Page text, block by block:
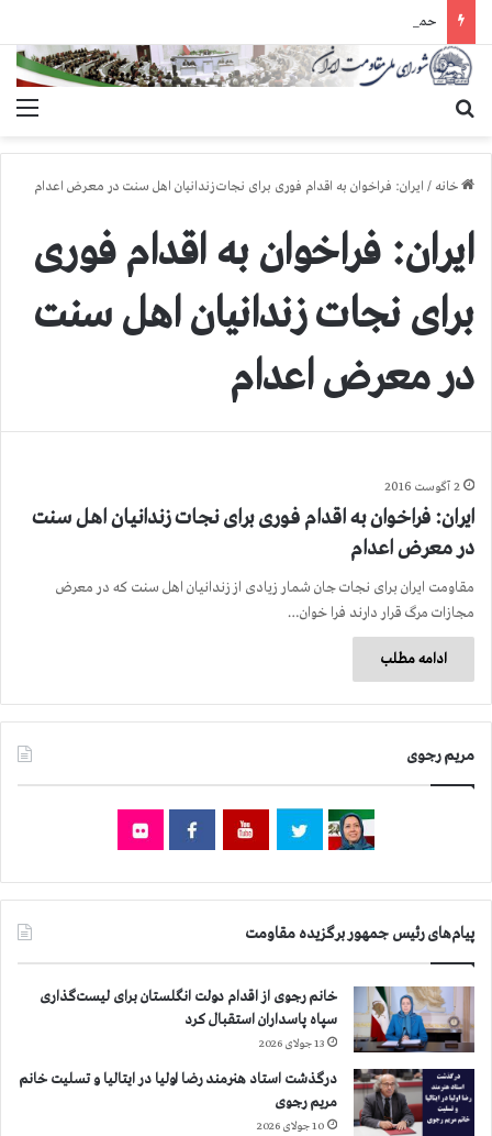
خانه / ایران: فراخوان به اقدام فوری برای نجات زندانیان اهل سنت در معرض اعدام
ایران: فراخوان به اقدام فوری
برای نجات زندانیان اهل سنت
در معرض اعدام
2 آگوست 2016
ایران: فراخوان به اقدام فوری برای نجات زندانیان اهل سنت
در معرض اعدام
مقاومت ایران برای نجات جان شمار زیادی از زندانیان اهل سنت که در معرض
مجازات مرگ قرار دارند فرا خوان…
ادامه مطلب
مریم رجوی
پیام‌های رئیس جمهور برگزیده مقاومت
خانم رجوی از اقدام دولت انگلستان برای لیست‌گذاری
سپاه پاسداران استقبال کرد
13 جولای 2026
درگذشت استاد هنرمند رضا اولیا در ایتالیا و تسلیت خانم
مریم رجوی
10 جولای 2026